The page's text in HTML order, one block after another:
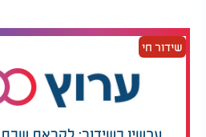
שידור חי